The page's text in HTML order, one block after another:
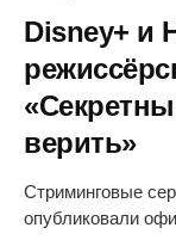
Disney+ и
верить»
Стриминговые
опубликовали